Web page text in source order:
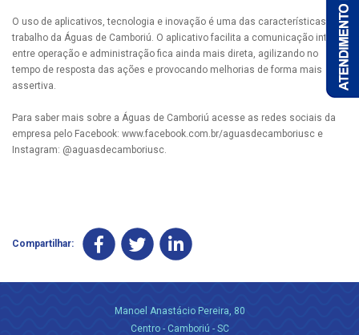
O uso de aplicativos, tecnologia e inovação é uma das características de
trabalho da Águas de Camboriú. O aplicativo facilita a comunicação interna
entre operação e administração fica ainda mais direta, agilizando no
tempo de resposta das ações e provocando melhorias de forma mais
assertiva.
Para saber mais sobre a Águas de Camboriú acesse as redes sociais da
empresa pelo Facebook: www.facebook.com.br/aguasdecamboriusc e
Instagram: @aguasdecamboriusc.
Compartilhar:
Manoel Anastácio Pereira, 80
Centro - Camboriú - SC